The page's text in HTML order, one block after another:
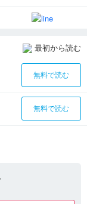
最初から読む
無料で読む
無料で読む